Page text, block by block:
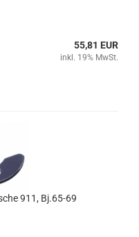
55,81 EUR
inkl. 19% MwSt.
911, Bj.65-69